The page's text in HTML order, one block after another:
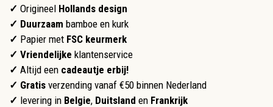
✓ Origineel Hollands design
✓ Duurzaam bamboe en kurk
✓ Papier met FSC keurmerk
✓ Vriendelijke klantenservice
✓ Altijd een cadeautje erbij!
✓ Gratis verzending vanaf €50 binnen Nederland
✓ levering in Belgie, Duitsland en Frankrijk